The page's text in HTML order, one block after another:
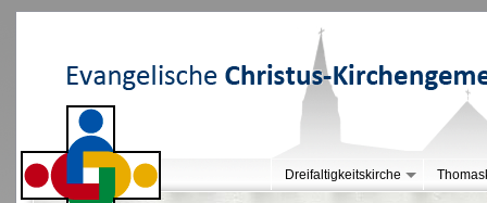
Dreifaltigkeitskirche